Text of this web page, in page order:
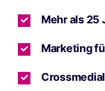
Mehr als 25
Marketing